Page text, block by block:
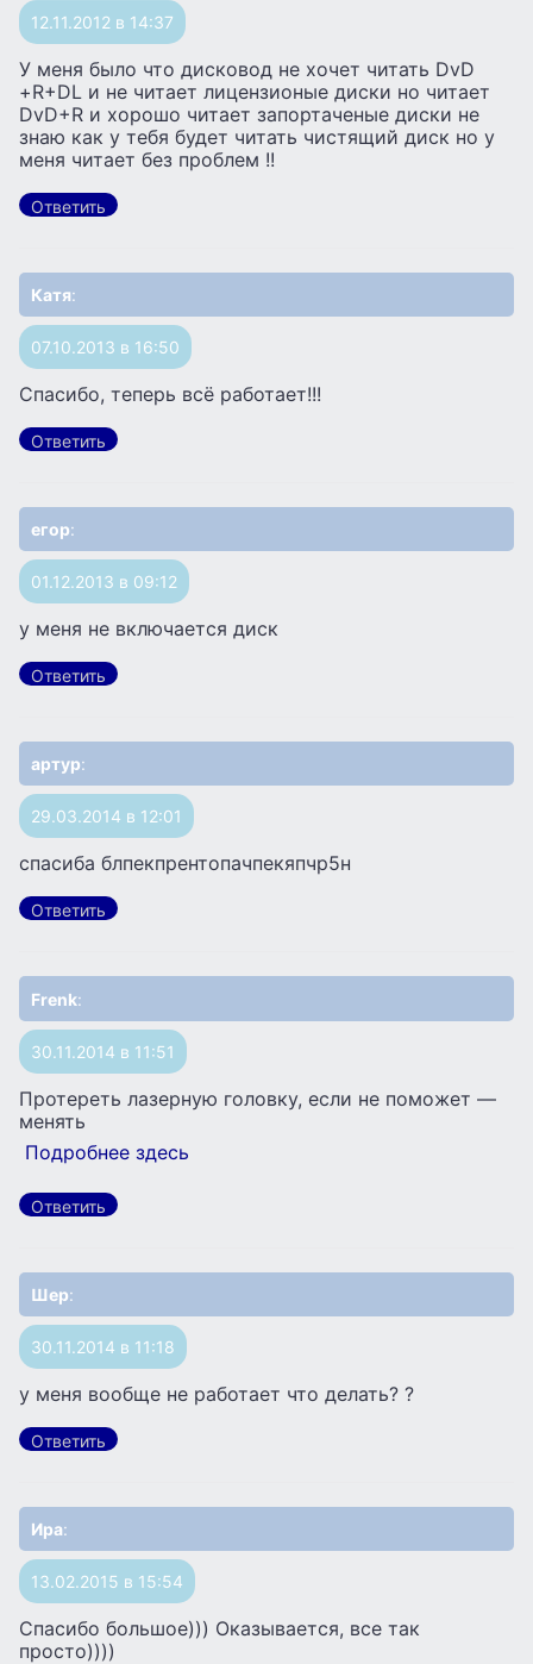
12.11.2012 в 14:37
У меня было что дисковод не хочет читать DvD
+R+DL и не читает лицензионые диски но читает
DvD+R и хорошо читает запортаченые диски не
знаю как у тебя будет читать чистящий диск но у
меня читает без проблем !!
Ответить
Катя:
07.10.2013 в 16:50
Спасибо, теперь всё работает!!!
Ответить
егор:
01.12.2013 в 09:12
у меня не включается диск
Ответить
артур:
29.03.2014 в 12:01
спасиба блпекпрентопачпекяпчр5н
Ответить
Frenk:
30.11.2014 в 11:51
Протереть лазерную головку, если не поможет —
менять
Подробнее здесь
Ответить
Шер:
30.11.2014 в 11:18
у меня вообще не работает что делать? ?
Ответить
Ира:
13.02.2015 в 15:54
Спасибо большое))) Оказывается, все так
просто))))